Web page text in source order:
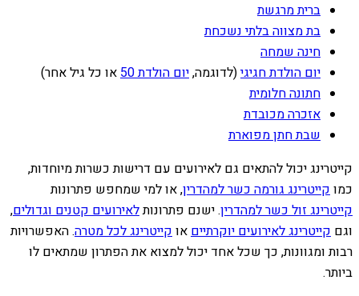
ברית מרגשת
בת מצווה בלתי נשכחת
חינה שמחה
יום הולדת חגיגי(לדוגמה,יום הולדת 50
או כל גיל אחר)
חתונה חלומית
אזכרה מכובדת
שבת חתן מפוארת
קייטרינג יכול להתאים גם לאירועים עם דרישות כשרות מיוחדות,
כמוקייטרינג גורמה כשר למהדרין, או למי שמחפש פתרונות
קייטרינג זול כשר למהדרין. ישנם פתרונותלאירועים קטנים וגדולים,
וגם קייטרינג לאירועים יוקרתייםאוקייטרינג לכל מטרה. האפשרויות
רבות ומגוונות, כך שכל אחד יכול למצוא את הפתרון שמתאים לו
ביותר.